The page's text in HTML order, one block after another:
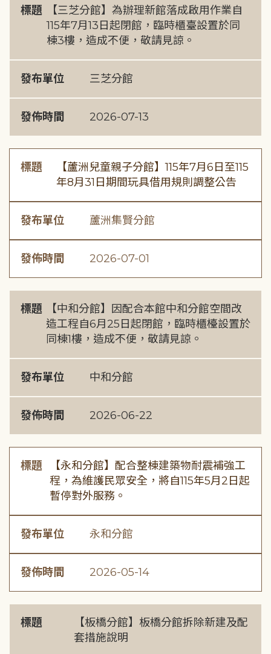
標題
【三芝分館】為辦理新館落成啟用作業自
115年7月13日起閉館，臨時櫃臺設置於同
棟3樓，造成不便，敬請見諒。
發布單位 三芝分館
發佈時間 2026-07-13
標題
【蘆洲兒童親子分館】115年7月6日至115
年8月31日期間玩具借用規則調整公告
發布單位 蘆洲集賢分館
發佈時間 2026-07-01
標題
【中和分館】因配合本館中和分館空間改
造工程自6月25日起閉館，臨時櫃檯設置於
同棟1樓，造成不便，敬請見諒。
發布單位 中和分館
發佈時間 2026-06-22
標題
【永和分館】配合整棟建築物耐震補強工
程，為維護民眾安全，將自115年5月2日起
暫停對外服務。
發布單位 永和分館
發佈時間 2026-05-14
標題
【板橋分館】板橋分館拆除新建及配
套措施說明